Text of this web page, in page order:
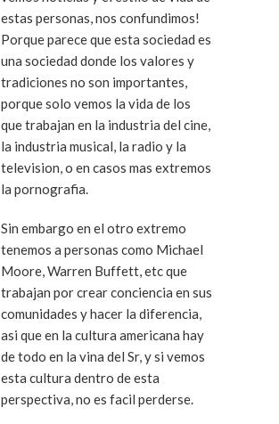
estas personas, nos confundimos!
Porque parece que esta sociedad es
una sociedad donde los valores y
tradiciones no son importantes,
porque solo vemos la vida de los
que trabajan en la industria del cine,
la industria musical, la radio y la
television, o en casos mas extremos
la pornografia.
Sin embargo en el otro extremo
tenemos a personas como Michael
Moore, Warren Buffett, etc que
trabajan por crear conciencia en sus
comunidades y hacer la diferencia,
asi que en la cultura americana hay
de todo en la vina del Sr, y si vemos
esta cultura dentro de esta
perspectiva, no es facil perderse.